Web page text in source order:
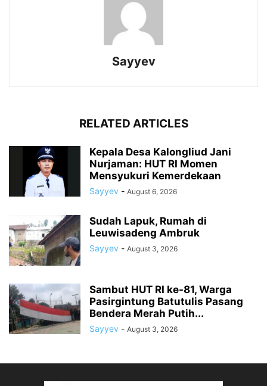
Sayyev
RELATED ARTICLES
Kepala Desa Kalongliud Jani
Nurjaman: HUT RI Momen
Mensyukuri Kemerdekaan
Sayyev - August 6, 2026
Sudah Lapuk, Rumah di
Leuwisadeng Ambruk
Sayyev - August 3, 2026
Sambut HUT RI ke-81, Warga
Pasirgintung Batutulis Pasang
Bendera Merah Putih...
Sayyev - August 3, 2026